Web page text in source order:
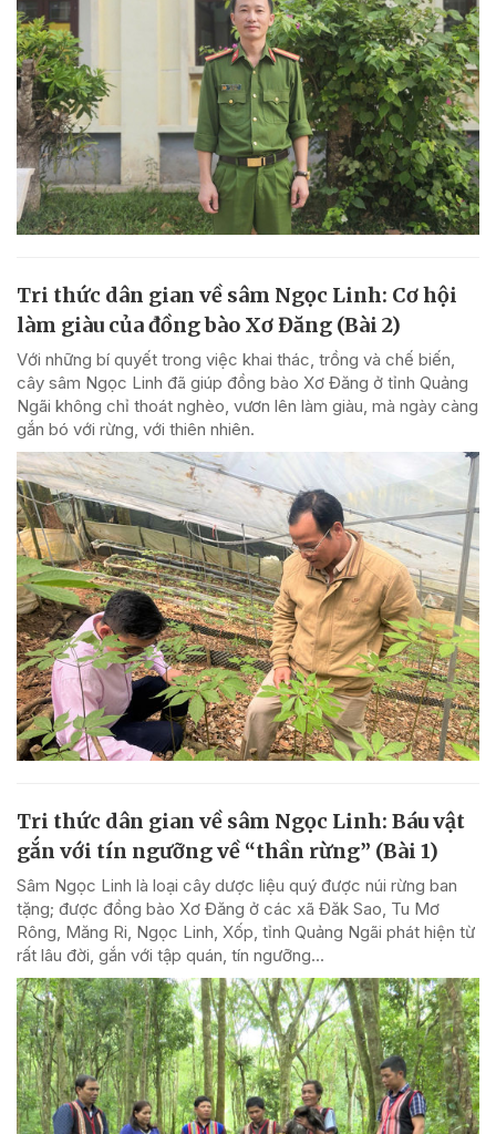
Tri thức dân gian về sâm Ngọc Linh: Cơ hội
làm giàu của đồng bào Xơ Đăng (Bài 2)
Với những bí quyết trong việc khai thác, trồng và chế biến,
cây sâm Ngọc Linh đã giúp đồng bào Xơ Đăng ở tỉnh Quảng
Ngãi không chỉ thoát nghèo, vươn lên làm giàu, mà ngày càng
gắn bó với rừng, với thiên nhiên.
Tri thức dân gian về sâm Ngọc Linh: Báu vật
gắn với tín ngưỡng về “thần rừng” (Bài 1)
Sâm Ngọc Linh là loại cây dược liệu quý được núi rừng ban
tặng; được đồng bào Xơ Đăng ở các xã Đăk Sao, Tu Mơ
Rông, Măng Ri, Ngọc Linh, Xốp, tỉnh Quảng Ngãi phát hiện từ
rất lâu đời, gắn với tập quán, tín ngưỡng...